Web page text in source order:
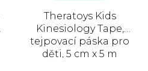
Theratoys Kids
Kinesiology Tape,
tejpovací páska pro
děti, 5 cm x 5 m